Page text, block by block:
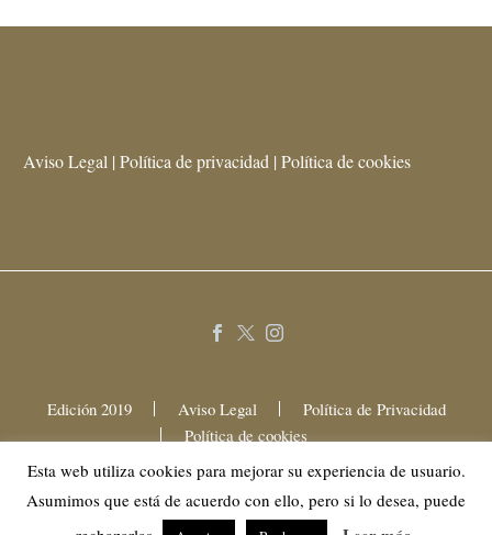
Aviso Legal | Política de privacidad | Política de cookies
Edición 2019 Aviso Legal
Política de Privacidad
Política de cookies
2025 © Mama Festival Gastronómico
Esta web utiliza cookies para mejorar su experiencia de usuario.
Asumimos que está de acuerdo con ello, pero si lo desea, puede